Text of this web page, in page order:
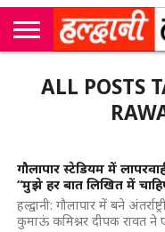
सी
एम
कॉर्नर
उत्तराखंड
न्यूज़
खेल
मनोरंजन
सम्पादकीय
जॉब
अलर्ट्स
ALL POSTS
गौलापार स्टेडियम में
“मुझे हर बात लिखित में
हल्द्वानी: गौलापार में बने
कुमाऊं कमिश्नर दीपक रावत ने